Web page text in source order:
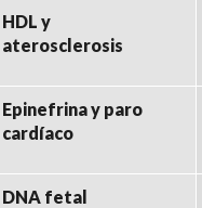
HDL y
aterosclerosis
Epinefrina y paro
cardíaco
DNA fetal